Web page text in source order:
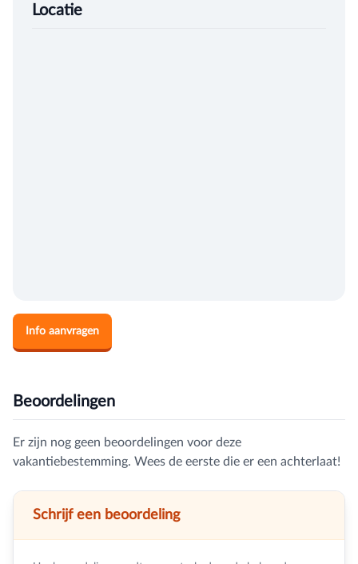
Locatie
Info aanvragen
Beoordelingen
Er zijn nog geen beoordelingen voor deze
vakantiebestemming. Wees de eerste die er een achterlaat!
Schrijf een beoordeling